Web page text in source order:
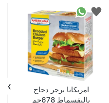
امريكانا برجر دجاج
بالبقسماط 678جم
›